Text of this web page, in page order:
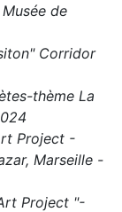
de
Corridor
thème La
Project -
Marseille -
Project "-